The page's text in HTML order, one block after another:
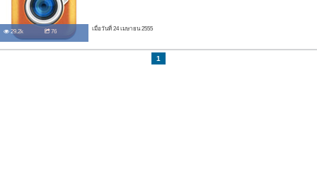
29.2k 76 เมื่อวันที่ 24 เมษายน 2555
1